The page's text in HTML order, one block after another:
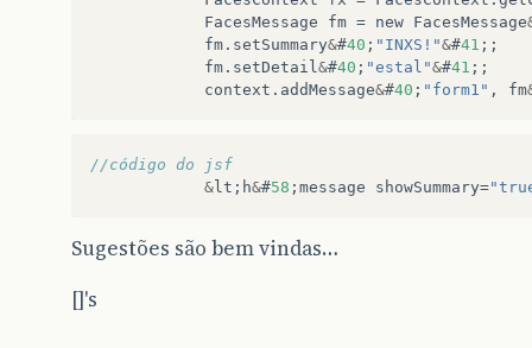
FacesMessage
fm = new FacesMessage
fm . setSummary&#40 ; "INXS!"&#41 ;;
fm . setDetail&#40 ; "estal"&#41 ;;
context . addMessage&#40 ; "form1" , fm
//código do jsf
& lt ; h&#58 ; message showSummary=
Sugestões são bem vindas…
[]'s